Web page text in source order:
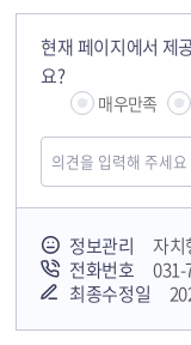
현재 페이지에서 제
요?
매우만족
정보관리
자치
전화번호
031-
최종수정일
국민안전교육플랫폼